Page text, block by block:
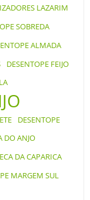
LAZARIM
SOBREDA
ALMADA
DESENTOPE FEIJO
DESENTOPE
DO ANJO
DA CAPARICA
MARGEM SUL